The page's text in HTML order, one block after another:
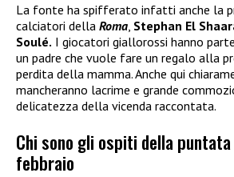
La fonte ha spifferato infatti anche la
calciatori della Roma Stephan El
Soulé. I giocatori giallorossi hanno
un padre che vuole fare un regalo alla
perdita della mamma. Anche qui
mancheranno lacrime e grande
delicatezza della vicenda raccontata.
Chi sono gli ospiti della
febbraio